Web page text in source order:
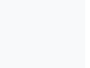
benieuwd over